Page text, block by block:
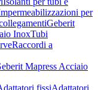
per
Geberit
InoxTubi
Raccordi a
Mapress Acciaio
fissiAdattatori